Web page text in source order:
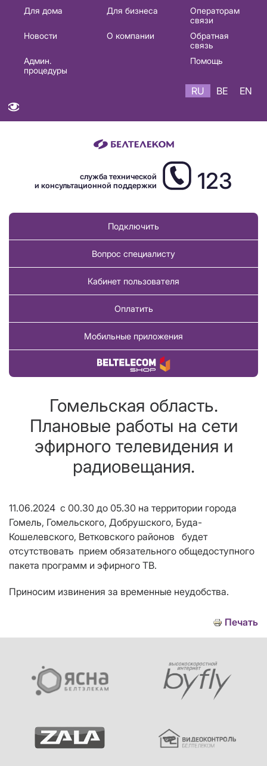
Основная
навигация
Для дома Для бизнеса
Операторам
связи
Новости
О компании
Обратная
связь
Админ.
процедуры
Помощь
RU BE EN
служба технической
и консультационной поддержки
123
Подключить
Вопрос специалисту
Кабинет пользователя
Оплатить
Мобильные приложения
Купить товар
Гомельская область.
Плановые работы на сети
эфирного телевидения и
радиовещания.
11.06.2024 с 00.30 до 05.30 на территории города
Гомель, Гомельского, Добрушского, Буда-
Кошелевского, Ветковского районов будет
отсутствовать прием обязательного общедоступного
пакета программ и эфирного ТВ.
Приносим извинения за временные неудобства.
Печать